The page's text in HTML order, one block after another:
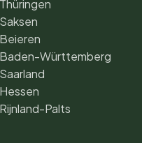
Thüringen
Saksen
Beieren
Baden-Württemberg
Saarland
Hessen
Rijnland-Palts